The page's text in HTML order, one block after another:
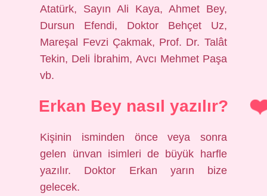
Atatürk, Sayın Ali Kaya, Ahmet Bey,
Dursun Efendi, Doktor Behçet Uz,
Mareşal Fevzi Çakmak, Prof. Dr. Talât
Tekin, Deli İbrahim, Avcı Mehmet Paşa
vb.
Erkan Bey nasıl yazılır?
Kişinin isminden önce veya sonra
gelen ünvan isimleri de büyük harfle
yazılır. Doktor Erkan yarın bize
gelecek.